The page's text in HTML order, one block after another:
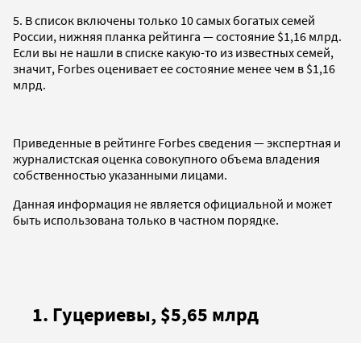
5. В список включены только 10 самых богатых семей
России, нижняя планка рейтинга — состояние $1,16 млрд.
Если вы не нашли в списке какую-то из известных семей,
значит, Forbes оценивает ее состояние менее чем в $1,16
млрд.
Приведенные в рейтинге Forbes сведения — экспертная и
журналистская оценка совокупного объема владения
собственностью указанными лицами.
Данная информация не является официальной и может
быть использована только в частном порядке.
1. Гуцериевы, $5,65 млрд